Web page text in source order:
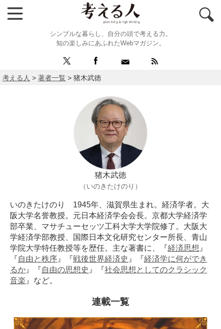
シンプルな暮らし、自分の頭で考える力。
知の楽しみにあふれたWebマガジン。
考える人 > 著者一覧 > 猪木武徳
猪木武徳
（いのきたけのり）
いのきたけのり 1945年、滋賀県生まれ。経済学者。大
阪大学名誉教授。元日本経済学会会長。京都大学経済学
部卒業、マサチューセッツ工科大学大学院修了。大阪大
学経済学部教授、国際日本文化研究センター所長、青山
学院大学特任教授等を歴任。主な著書に、『経済思想 』
『自由と秩序 』『戦後世界経済史 』『経済学に何ができ
るか 』『自由の思想史 』『社会思想としてのクラシック
音楽 』など。
連載一覧